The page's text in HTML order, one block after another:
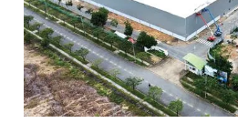
Đặt báo Quảng cáo RSS
Tổng biên tập: Nguyễn Ngọc Toàn
Phó tổng biên tập thường trực: Hải
Phó tổng biên tập: Lâm Hiếu Dũng
Phó tổng biên tập: Trần Việt Hưng
Tổng thư ký tòa soạn: Đức Trung